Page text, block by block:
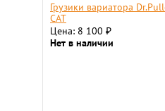
Грузики вариатора
CAT
Цена: 8 100 ₽
Нет в наличии